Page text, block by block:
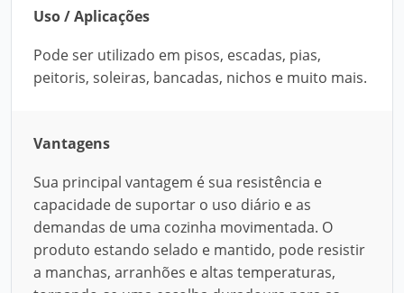
Uso / Aplicações
Pode ser utilizado em pisos, escadas, pias,
peitoris, soleiras, bancadas, nichos e muito mais.
Vantagens
Sua principal vantagem é sua resistência e
capacidade de suportar o uso diário e as
demandas de uma cozinha movimentada. O
produto estando selado e mantido, pode resistir
a manchas, arranhões e altas temperaturas,